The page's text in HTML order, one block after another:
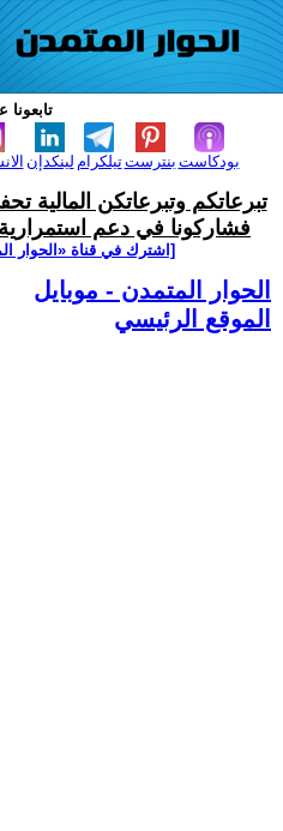
تابعونا
لينكدإن تيلكرامبنترست بودكاست
تبرعاتكم وتبرعاتكن المالية
فشاركونا في دعم
[اشترك في قناة ‫«الحوار
الحوار المتمدن - موبايل
الموقع الرئيسي